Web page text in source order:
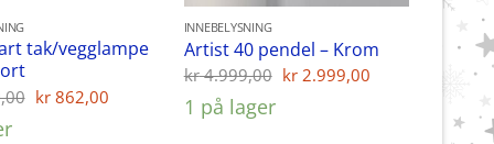
tak/vegglampe
Opprinnelig
kr 862,00 Nåværende
INNEBELYSNING
Artist 40 pendel – Krom
kr4.999,00 Opprinnelig
kr 2.999,00 Nåværende
kr 2.999,00.
1 på lager